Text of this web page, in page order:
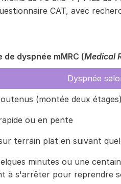
CAT, avec
de dyspnée mMRC (Medical
Dyspnée
(montée deux étages)
ou en pente
terrain plat en suivant
minutes ou une
à s'arrêter pour reprendre